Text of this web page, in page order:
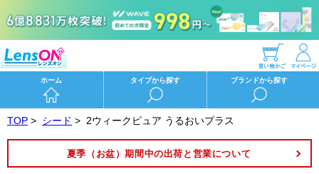
ホーム タイプから探す ブランドから探す
TOP > シード > 2ウィークピュア うるおいプラス
夏季（お盆）期間中の出荷と営業について